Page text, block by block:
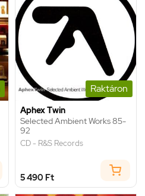
Raktáron
Aphex Twin
Selected Ambient Works 85-
92
CD - R&S Records
5 490 Ft